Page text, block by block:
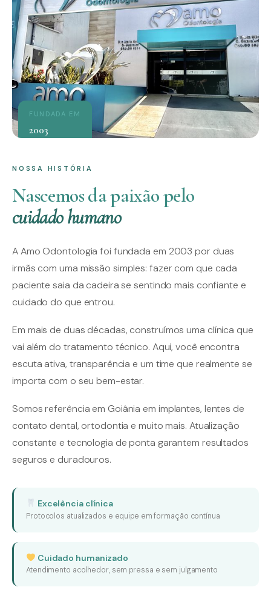
FUNDADA EM
2003
NOSSA HISTÓRIA
Nascemos da paixão pelo
cuidado humano
A Amo Odontologia foi fundada em 2003 por duas
irmãs com uma missão simples: fazer com que cada
paciente saia da cadeira se sentindo mais confiante e
cuidado do que entrou.
Em mais de duas décadas, construímos uma clínica que
vai além do tratamento técnico. Aqui, você encontra
escuta ativa, transparência e um time que realmente se
importa com o seu bem-estar.
Somos referência em Goiânia em implantes, lentes de
contato dental, ortodontia e muito mais. Atualização
constante e tecnologia de ponta garantem resultados
seguros e duradouros.
Excelência clínica
Protocolos atualizados e equipe em formação contínua
Cuidado humanizado
Atendimento acolhedor, sem pressa e sem julgamento